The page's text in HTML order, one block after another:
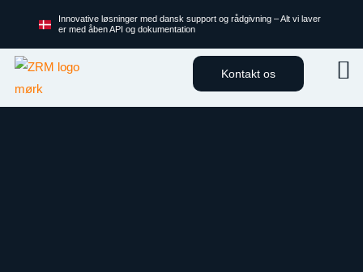
Innovative løsninger med dansk support og rådgivning – Alt vi laver
er med åben API og dokumentation
Kontakt os